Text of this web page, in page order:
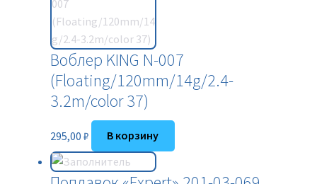
Воблер KING N-007
(Floating/120mm/14g/2.4-
3.2m/color 37)
295,00 ₽ В корзину